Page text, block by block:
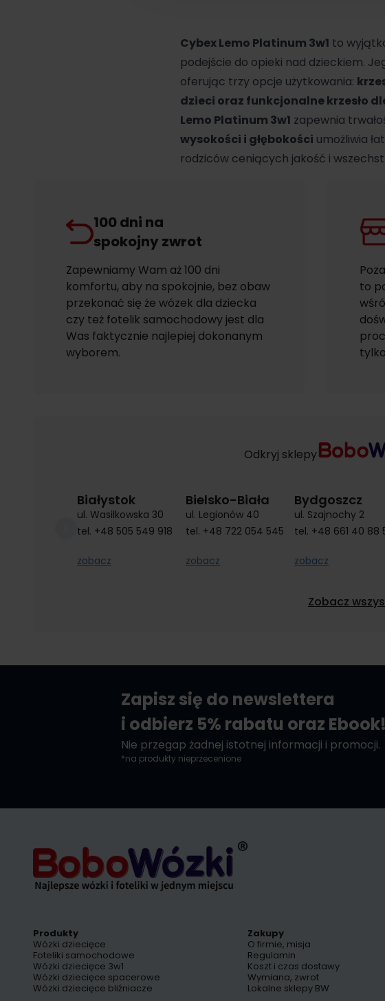
Cybex Lemo Platinum 3w1 to
podejście do opieki nad dzieckiem.
oferując trzy opcje użytkowania:
dzieci oraz funkcjonalne krzesło
Lemo Platinum 3w1 zapewnia
wysokości i głębokości umożliwia
rodziców ceniących jakość i
100 dni na
spokojny zwrot
Zapewniamy Wam aż 100 dni
komfortu, aby na spokojnie, bez obaw
przekonać się że wózek dla dziecka
czy też fotelik samochodowy jest dla
Was faktycznie najlepiej dokonanym
wyborem.
to
Odkryj sklepy
Białystok
ul. Wasilkowska 30
tel. +48 505 549 918
zobacz
Bielsko-Biała
ul. Legionów 40
tel. +48 722 054 545
zobacz
Bydgoszcz
ul. Szajnochy 2
tel. +48 661 40 88
zobacz
Zobacz
Zapisz się do newslettera
i odbierz 5% rabatu oraz
Nie przegap żadnej istotnej informacji i promocji.
*na produkty nieprzecenione
Produkty
Wózki dziecięce
Foteliki samochodowe
Wózki dziecięce 3w1
Wózki dziecięce spacerowe
Wózki dziecięce bliźniacze
Zakupy
O firmie, misja
Regulamin
Koszt i czas dostawy
Wymiana, zwrot
Lokalne sklepy BW